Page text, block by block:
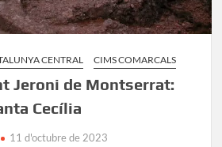
CENTRAL CIMS COMARCALS
Jeroni de Montserrat:
Cecília
11 d'octubre de 2023